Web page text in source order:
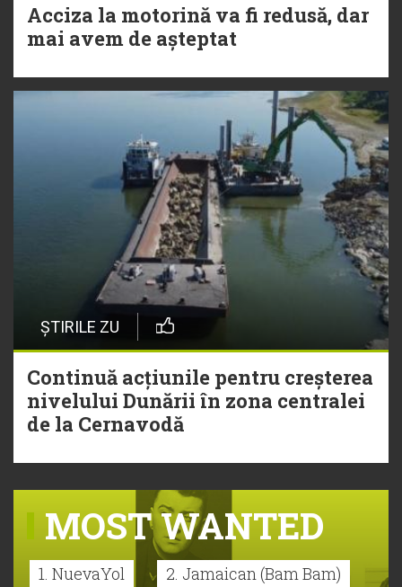
Acciza la motorină va fi redusă, dar
mai avem de așteptat
ȘTIRILE ZU
Continuă acțiunile pentru creșterea
nivelului Dunării în zona centralei
de la Cernavodă
MOST WANTED
1. NuevaYol 2. Jamaican (Bam Bam)